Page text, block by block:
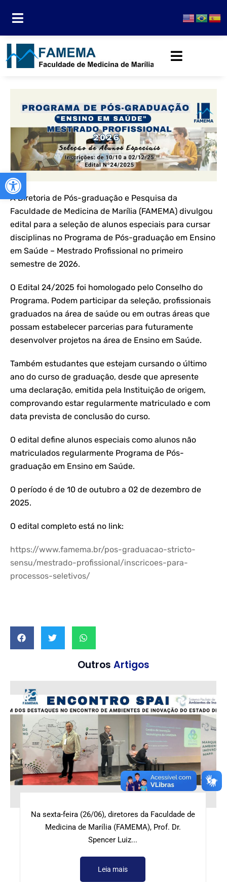
Abrir a barra de ferramentas
A Diretoria de Pós-graduação e Pesquisa da
Faculdade de Medicina de Marília (FAMEMA) divulgou
edital para a seleção de alunos especiais para cursar
disciplinas no Programa de Pós-graduação em Ensino
em Saúde – Mestrado Profissional no primeiro
semestre de 2026.
O Edital 24/2025 foi homologado pelo Conselho do
Programa. Podem participar da seleção, profissionais
graduados na área de saúde ou em outras áreas que
possam estabelecer parcerias para futuramente
desenvolver projetos na área de Ensino em Saúde.
Também estudantes que estejam cursando o último
ano do curso de graduação, desde que apresente
uma declaração, emitida pela Instituição de origem,
comprovando estar regularmente matriculado e com
data prevista de conclusão do curso.
O edital define alunos especiais como alunos não
matriculados regularmente Programa de Pós-
graduação em Ensino em Saúde.
O período é de 10 de outubro a 02 de dezembro de
2025.
O edital completo está no link:
https://www.famema.br/pos-graduacao-stricto-
sensu/mestrado-profissional/inscricoes-para-
processos-seletivos/
Outros Artigos
Na sexta-feira (26/06), diretores da Faculdade de
Medicina de Marília (FAMEMA), Prof. Dr.
Spencer Luiz...
Leia mais